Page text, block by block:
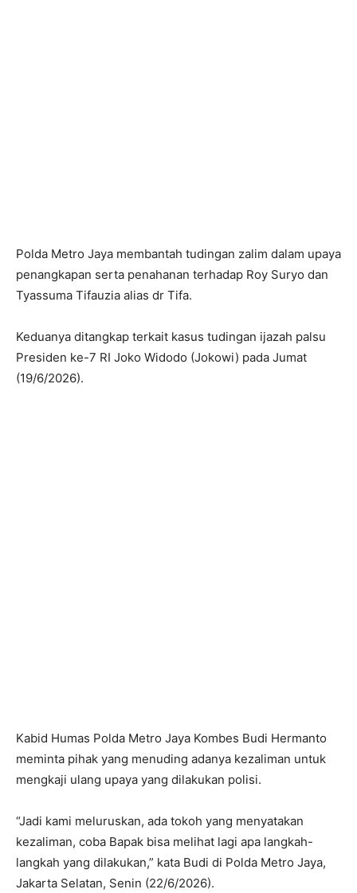
Polda Metro Jaya membantah tudingan zalim dalam upaya
penangkapan serta penahanan terhadap Roy Suryo dan
Tyassuma Tifauzia alias dr Tifa.
Keduanya ditangkap terkait kasus tudingan ijazah palsu
Presiden ke-7 RI Joko Widodo (Jokowi) pada Jumat
(19/6/2026).
Kabid Humas Polda Metro Jaya Kombes Budi Hermanto
meminta pihak yang menuding adanya kezaliman untuk
mengkaji ulang upaya yang dilakukan polisi.
“Jadi kami meluruskan, ada tokoh yang menyatakan
kezaliman, coba Bapak bisa melihat lagi apa langkah-
langkah yang dilakukan,” kata Budi di Polda Metro Jaya,
Jakarta Selatan, Senin (22/6/2026).